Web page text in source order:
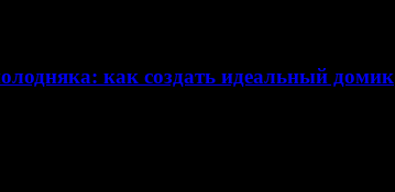
как создать идеальный домик